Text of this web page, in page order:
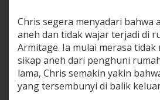
Chris segera menyadari bahwa
aneh dan tidak wajar terjadi di
Armitage. Ia mulai merasa tidak
sikap aneh dari penghuni
lama, Chris semakin yakin
yang tersembunyi di balik